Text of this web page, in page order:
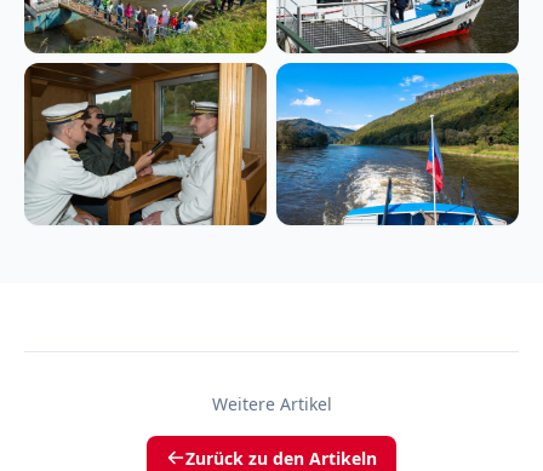
Weitere Artikel
Zurück zu den Artikeln